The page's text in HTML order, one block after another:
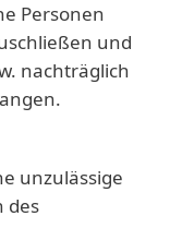
Personen
und
nachträglich
unzulässige
des